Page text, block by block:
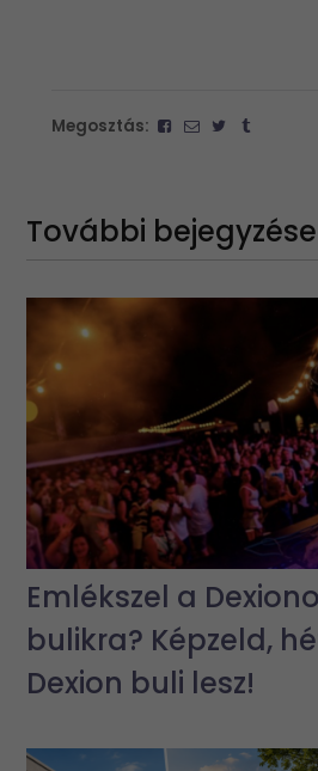
Megosztás:
További
Emlékszel a
bulikra? Képzeld,
Dexion buli lesz!